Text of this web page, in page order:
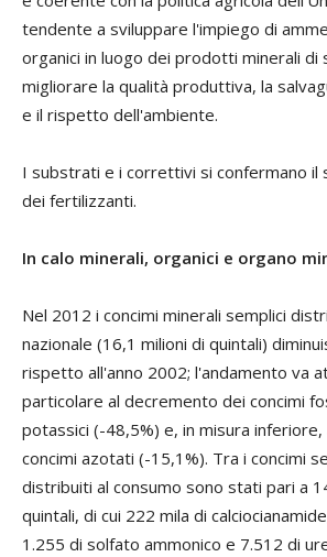
tendente a sviluppare l'impiego di
organici in luogo dei prodotti minerali di
migliorare la qualità produttiva, la
e il rispetto dell'ambiente.
I substrati e i correttivi si confermano
dei fertilizzanti.
In calo minerali, organici e organo
Nel 2012 i concimi minerali semplici
nazionale (16,1 milioni di quintali)
rispetto all'anno 2002; l'andamento va
particolare al decremento dei concimi
potassici (-48,5%) e, in misura inferiore,
concimi azotati (-15,1%). Tra i concimi
distribuiti al consumo sono stati pari a
quintali, di cui 222 mila di
1.255 di solfato ammonico e 7.512 di